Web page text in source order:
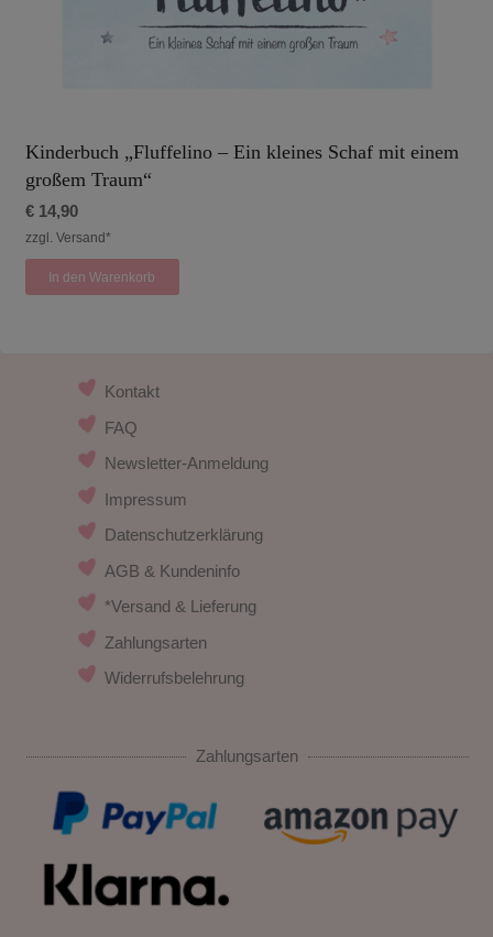
Kinderbuch „Fluffelino – Ein kleines Schaf mit einem
großem Traum“
€14,90
zzgl. Versand*
In den Warenkorb
Kontakt
FAQ
Newsletter-Anmeldung
Impressum
Datenschutzerklärung
AGB & Kundeninfo
*Versand & Lieferung
Zahlungsarten
Widerrufsbelehrung
Zahlungsarten